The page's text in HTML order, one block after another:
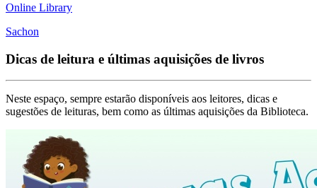
Online Library
Sachon
Dicas de leitura e últimas aquisições de livros
Neste espaço, sempre estarão disponíveis aos leitores, dicas e
sugestões de leituras, bem como as últimas aquisições da Biblioteca.